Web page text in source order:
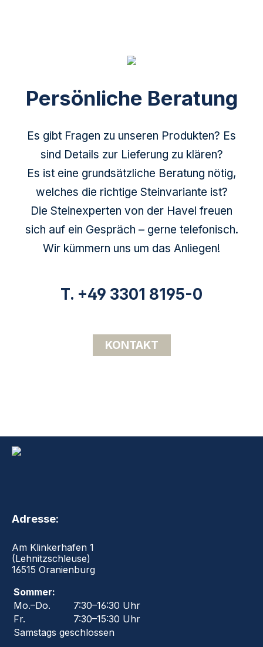
Persönliche Beratung
Es gibt Fragen zu unseren Produkten? Es
sind Details zur Lieferung zu klären?
Es ist eine grundsätzliche Beratung nötig,
welches die richtige Steinvariante ist?
Die Steinexperten von der Havel freuen
sich auf ein Gespräch – gerne telefonisch.
Wir kümmern uns um das Anliegen!
T. +49 3301 8195-0
KONTAKT
Adresse:
Am Klinkerhafen 1
(Lehnitzschleuse)
16515 Oranienburg
Sommer:
Mo.–Do.
7:30–16:30 Uhr
Fr.
7:30–15:30 Uhr
Samstags geschlossen